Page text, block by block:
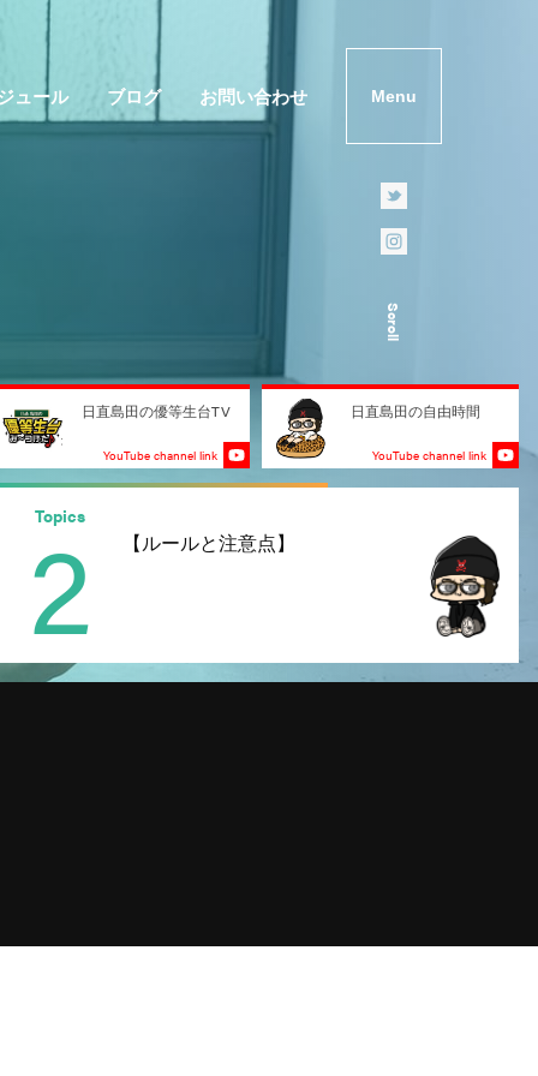
ュール ブログ お問い合わせ Menu
Scroll
日直島田の優等生台TV
YouTube channel link
日直島田の自由時間
YouTube channel link
【ルールと注意点】
Topics
2